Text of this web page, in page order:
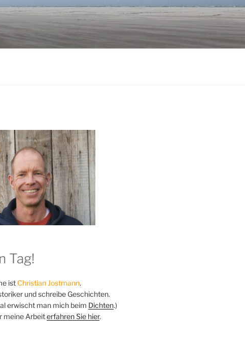
Tag!
ist Christian Jostmann.
und schreibe Geschichten.
erwischt man mich beim Dichten.)
meine Arbeiterfahren Sie hier.